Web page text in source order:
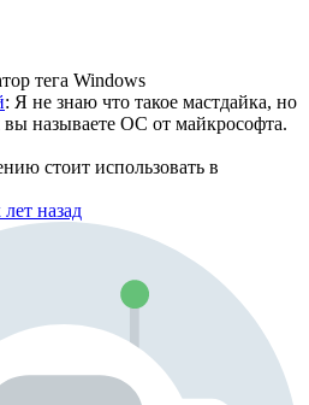
тега Windows
: Я не знаю что такое мастдайка, но
вы называете ОС от майкрософта.
стоит использовать в
лет назад